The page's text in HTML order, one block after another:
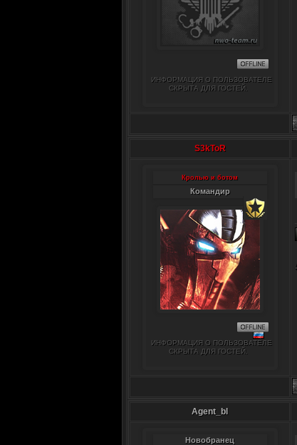
ИНФОРМАЦИЯ О ПОЛЬЗОВАТЕЛЕ
СКРЫТА ДЛЯ ГОСТЕЙ.
S3kToR
Кролью и ботом
Командир
ИНФОРМАЦИЯ О ПОЛЬЗОВАТЕЛЕ
СКРЫТА ДЛЯ ГОСТЕЙ.
Agent_bl
Новобранец